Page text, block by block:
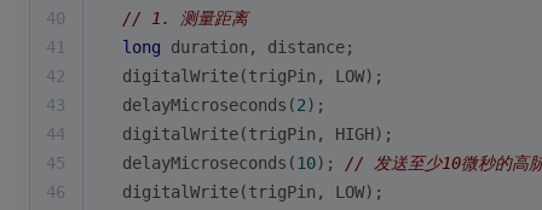
40
// 1. 测量距离
41
long duration, distance;
42
digitalWrite(trigPin, LOW);
43
delayMicroseconds (2);
44
digitalWrite(trigPin, HIGH);
45
delayMicroseconds (10); // 发送至少10微秒的高
46
digitalWrite(trigPin, LOW);